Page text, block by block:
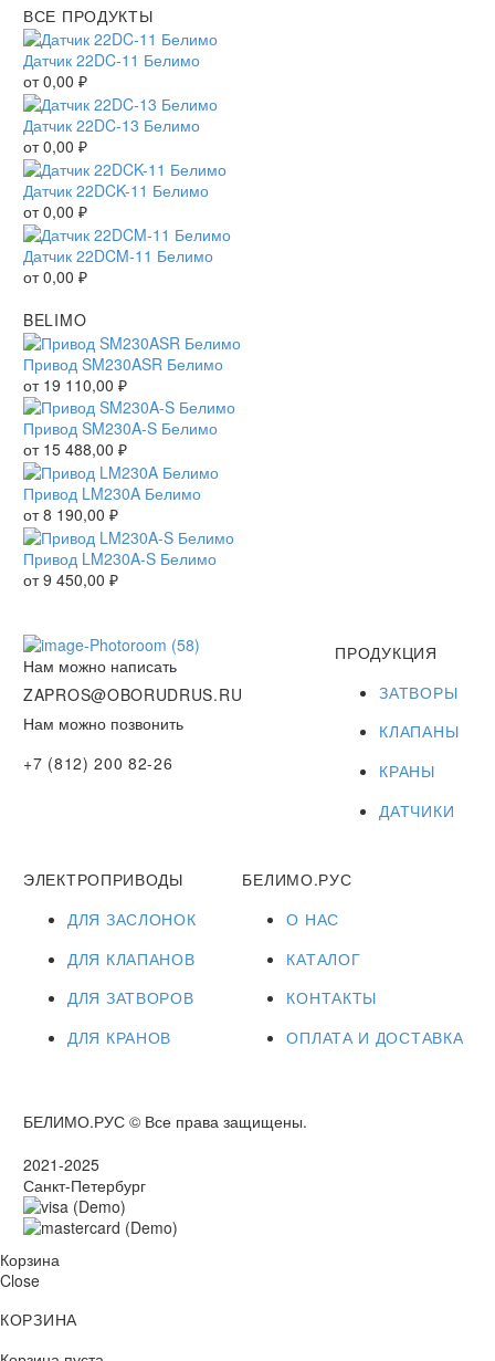
ВСЕ ПРОДУКТЫ
Датчик 22DC-11 Белимо
от0,00 ₽
Датчик 22DC-13 Белимо
от0,00 ₽
Датчик 22DCK-11 Белимо
от0,00 ₽
Датчик 22DCM-11 Белимо
от0,00 ₽
BELIMO
Привод SM230ASR Белимо
от 19 110,00 ₽
Привод SM230A-S Белимо
от 15 488,00 ₽
Привод LM230A Белимо
от8 190,00 ₽
Привод LM230A-S Белимо
от9 450,00 ₽
Нам можно написать
ZAPROS@OBORUDRUS.RU
Нам можно позвонить
+7 (812) 200 82-26
ПРОДУКЦИЯ
ЗАТВОРЫ
КЛАПАНЫ
КРАНЫ
ДАТЧИКИ
ЭЛЕКТРОПРИВОДЫ
ДЛЯ ЗАСЛОНОК
ДЛЯ КЛАПАНОВ
ДЛЯ ЗАТВОРОВ
ДЛЯ КРАНОВ
БЕЛИМО.РУС
О НАС
КАТАЛОГ
КОНТАКТЫ
ОПЛАТА И ДОСТАВКА
БЕЛИМО.РУС © Все права защищены.
2021-2025
Санкт-Петербург
Корзина
Close
КОРЗИНА